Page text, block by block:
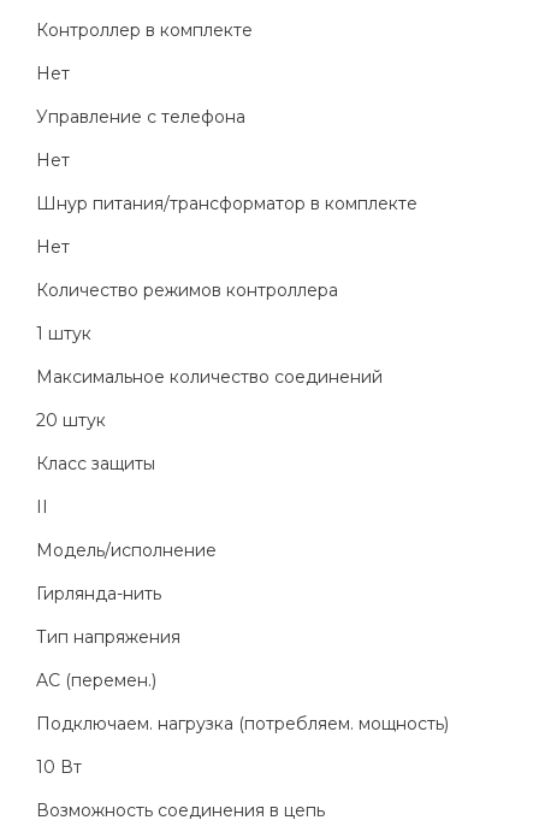
Контроллер в комплекте
Нет
Управление с телефона
Нет
Шнур питания/трансформатор в комплекте
Нет
Количество режимов контроллера
1 штук
Максимальное количество соединений
20 штук
Класс защиты
II
Модель/исполнение
Гирлянда-нить
Тип напряжения
AC (перемен.)
Подключаем. нагрузка (потребляем. мощность)
10 Вт
Возможность соединения в цепь